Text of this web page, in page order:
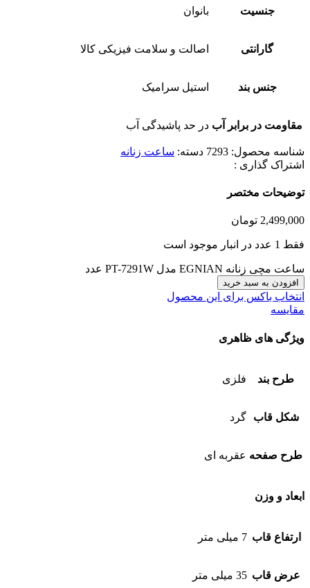
جنسیت بانوان
گارانتی اصالت و سلامت فیزیکی کالا
جنس بند استیل سرامیک
مقاومت در برابر آب در حد پاشیدگی آب
شناسه محصول: 7293 دسته: ساعت زنانه
اشتراک گذاری :
توضیحات مختصر
2,499,000 تومان
فقط 1 عدد در انبار موجود است
ساعت مچی زنانه EGNIAN مدل PT-7291W عدد
افزودن به سبد خرید
انتخاب باکس برای این محصول
مقایسه
ویژگی های ظاهری
طرح بند فلزی
شکل قاب گرد
طرح صفحه عقربه ای
ابعاد و وزن
ارتفاع قاب 7 میلی متر
عرض قاب 35 میلی متر